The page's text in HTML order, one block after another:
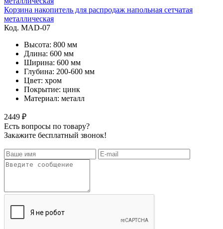
Корзина накопитель для распродаж напольная сетчатая
металлическая
Код. MAD-07
Высота: 800 мм
Длина: 600 мм
Ширина: 600 мм
Глубина: 200-600 мм
Цвет: хром
Покрытие: цинк
Материал: металл
2449 ₽
Есть вопросы по товару?
Закажите бесплатный звонок!